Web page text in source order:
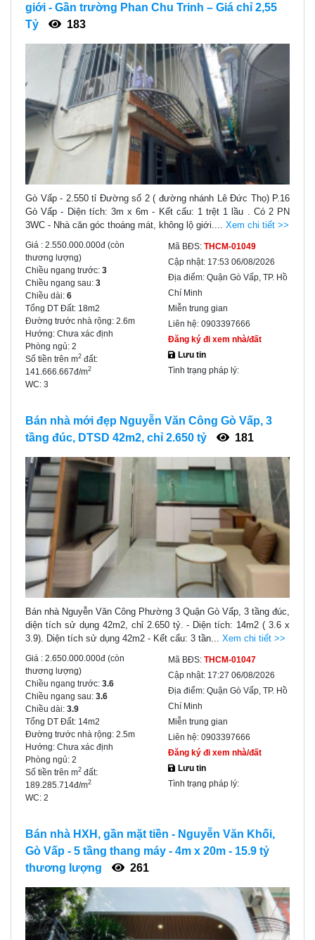
giới - Gần trường Phan Chu Trinh – Giá chỉ 2,55
Tỷ
183
Gò Vấp - 2.550 tỉ Đường số 2 ( đường nhánh Lê Đức Thọ) P.16
Gò Vấp - Diện tích: 3m x 6m - Kết cấu: 1 trệt 1 lầu . Có 2 PN
3WC - Nhà căn góc thoáng mát, không lộ giới.... Xem chi tiết >>
Giá : 2.550.000.000đ (còn
thương lượng)
Chiều ngang trước: 3
Chiều ngang sau: 3
Chiều dài: 6
Tổng DT Đất: 18m2
Đường trước nhà rộng: 2.6m
Hướng: Chưa xác định
Phòng ngủ: 2
Số tiền trên m2 đất:
141.666.667đ/m2
WC: 3
Mã BĐS: THCM-01049
Cập nhật: 17:53 06/08/2026
Địa điểm: Quận Gò Vấp, TP. Hồ
Chí Minh
Miễn trung gian
Liên hệ: 0903397666
Đăng ký đi xem nhà/đất
Lưu tin
Tình trạng pháp lý:
Bán nhà mới đẹp Nguyễn Văn Công Gò Vấp, 3
tầng đúc, DTSD 42m2, chỉ 2.650 tỷ
181
Bán nhà Nguyễn Văn Công Phường 3 Quận Gò Vấp, 3 tầng đúc,
diện tích sử dụng 42m2, chỉ 2.650 tỷ. - Diện tích: 14m2 ( 3.6 x
3.9). Diện tích sử dụng 42m2 - Kết cấu: 3 tần... Xem chi tiết >>
Giá : 2.650.000.000đ (còn
thương lượng)
Chiều ngang trước: 3.6
Chiều ngang sau: 3.6
Chiều dài: 3.9
Tổng DT Đất: 14m2
Đường trước nhà rộng: 2.5m
Hướng: Chưa xác định
Phòng ngủ: 2
Số tiền trên m2 đất:
189.285.714đ/m2
WC: 2
Mã BĐS: THCM-01047
Cập nhật: 17:27 06/08/2026
Địa điểm: Quận Gò Vấp, TP. Hồ
Chí Minh
Miễn trung gian
Liên hệ: 0903397666
Đăng ký đi xem nhà/đất
Lưu tin
Tình trạng pháp lý:
Bán nhà HXH, gần mặt tiền - Nguyễn Văn Khối,
Gò Vấp - 5 tầng thang máy - 4m x 20m - 15.9 tỷ
thương lượng
261